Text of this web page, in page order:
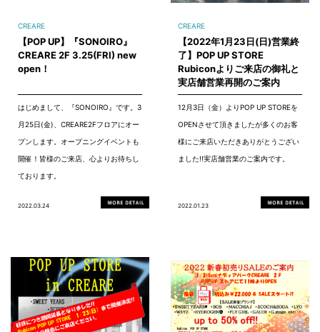
CREARE
【POP UP】『SONOIRO』
CREARE 2F 3.25(FRI) new
open！
はじめまして、『SONOIRO』です。3
月25日(金)、CREARE2Fフロアにオー
プンします。オープニングイベントも
開催！皆様のご来店、心よりお待ちし
ております。
2022.03.24
CREARE
【2022年1月23日(日)営業終
了】POP UP STORE
Rubiconよりご来店の御礼と
実店舗営業再開のご案内
12月3日（金）よりPOP UP STOREを
OPENさせて頂きましたが多くのお客
様にご来店いただきありがとうござい
ました!!実店舗営業のご案内です。
2022.01.23